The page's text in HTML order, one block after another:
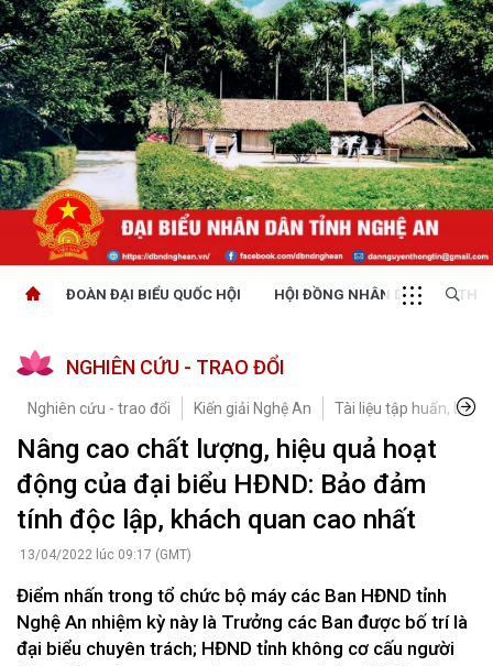
ĐOÀN ĐẠI BIỂU QUỐC HỘI HỘI ĐỒNG NHÂN DÂN
NGHIÊN CỨU - TRAO ĐỔI
Nghiên cứu - trao đổi Kiến giải Nghệ An Tài liệu tập huấn, bồi
Nâng cao chất lượng, hiệu quả hoạt
động của đại biểu HĐND: Bảo đảm
tính độc lập, khách quan cao nhất
13/04/2022 lúc 09:17 (GMT)
Điểm nhấn trong tổ chức bộ máy các Ban HĐND tỉnh
Nghệ An nhiệm kỳ này là Trưởng các Ban được bố trí là
đại biểu chuyên trách; HĐND tỉnh không cơ cấu người